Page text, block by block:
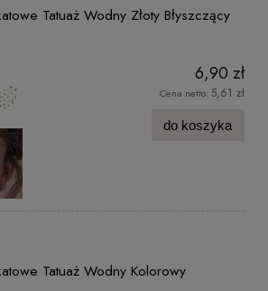
Tatuaż Wodny Złoty Błyszczący
6,90 zł
Cena netto: 5,61 zł
do koszyka
Tatuaż Wodny Kolorowy